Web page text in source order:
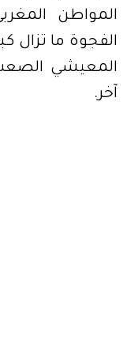
المواطن
الفجوة ما تزال
المعيشي
آخر.